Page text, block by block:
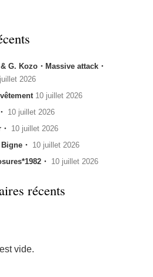
G. Kozo・Massive attack・
2026
10 juillet 2026
10 juillet 2026
10 juillet 2026
・ 10 juillet 2026
・ 10 juillet 2026
récents
vide.